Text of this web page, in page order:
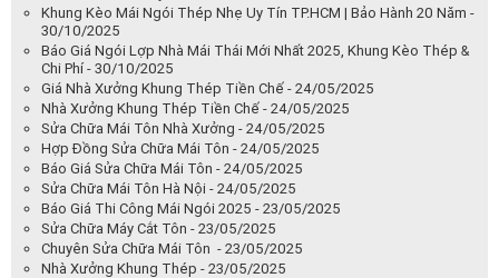
Khung Kèo Mái Ngói Thép Nhẹ Uy Tín TP.HCM | Bảo Hành 20 Năm -
30/10/2025
Báo Giá Ngói Lợp Nhà Mái Thái Mới Nhất 2025, Khung Kèo Thép &
Chi Phí - 30/10/2025
Giá Nhà Xưởng Khung Thép Tiền Chế - 24/05/2025
Nhà Xưởng Khung Thép Tiền Chế - 24/05/2025
Sửa Chữa Mái Tôn Nhà Xưởng - 24/05/2025
Hợp Đồng Sửa Chữa Mái Tôn - 24/05/2025
Báo Giá Sửa Chữa Mái Tôn - 24/05/2025
Sửa Chữa Mái Tôn Hà Nội - 24/05/2025
Báo Giá Thi Công Mái Ngói 2025 - 23/05/2025
Sửa Chữa Máy Cắt Tôn - 23/05/2025
Chuyên Sửa Chữa Mái Tôn - 23/05/2025
Nhà Xưởng Khung Thép - 23/05/2025